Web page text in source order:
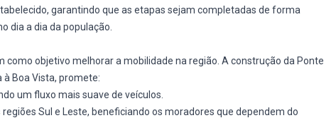
garantindo que as etapas sejam completadas de forma
dia a dia da população.
objetivo melhorar a mobilidade na região. A construção da Ponte
à Boa Vista, promete:
um fluxo mais suave de veículos.
regiões Sul e Leste, beneficiando os moradores que dependem do